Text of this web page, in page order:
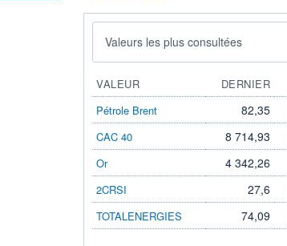
Valeurs les plus consultées
VALEUR DERNIER
Pétrole Brent
82,35
CAC 40 8 714,93
Or 4 342,26
2CRSI 27,6
TOTALENERGIES 74,09